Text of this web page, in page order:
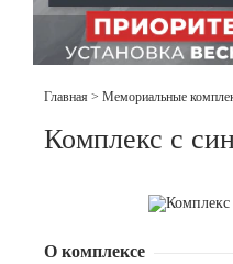
Главная > Мемориальные
Комплекс с
О комплексе